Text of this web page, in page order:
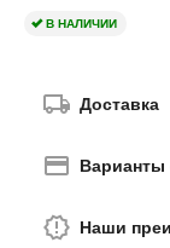
В НАЛИЧИИ
Доставка
Варианты
Наши